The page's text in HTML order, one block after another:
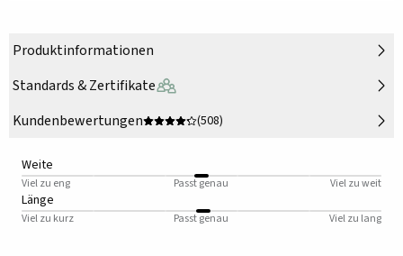
Produktinformationen
Standards & Zertifikate
Kundenbewertungen
(508)
Weite
Viel zu eng Passt genau Viel zu weit
Länge
Viel zu kurz Passt genau Viel zu lang